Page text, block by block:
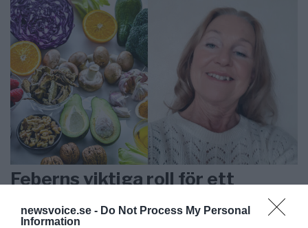
newsvoice.se - Do Not Process My Personal
Information
Feberns viktiga roll för ett
välfungerande immunsystem